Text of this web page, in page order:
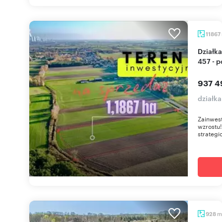
11867
Działka inwestycyjna przy drodze wojewódzkiej
457 -
937
928 m